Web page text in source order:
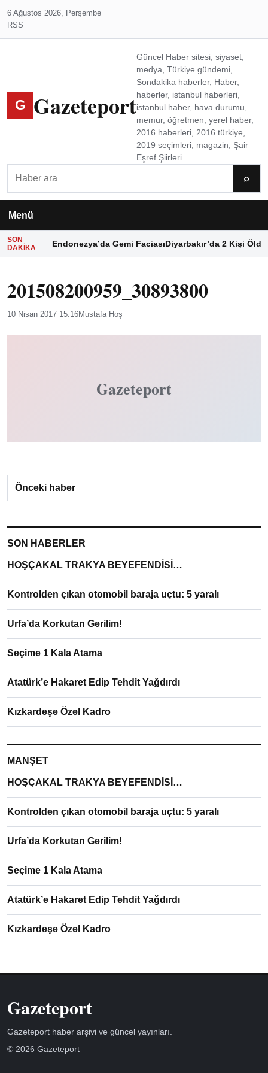
6 Ağustos 2026, Perşembe
RSS
G Gazeteport
Güncel Haber sitesi, siyaset,
medya, Türkiye gündemi,
Sondakika haberler, Haber,
haberler, istanbul haberleri,
istanbul haber, hava durumu,
memur, öğretmen, yerel haber,
2016 haberleri, 2016 türkiye,
2019 seçimleri, magazin, Şair
Eşref Şiirleri
⌕
Menü
SON
DAKIKA
Endonezya’da Gemi FaciasıDiyarbakır’da 2 Kişi Öldü
201508200959_30893800
10 Nisan 2017 15:16Mustafa Hoş
Gazeteport
Önceki haber
SON HABERLER
HOŞÇAKAL TRAKYA BEYEFENDİSİ…
Kontrolden çıkan otomobil baraja uçtu: 5 yaralı
Urfa’da Korkutan Gerilim!
Seçime 1 Kala Atama
Atatürk’e Hakaret Edip Tehdit Yağdırdı
Kızkardeşe Özel Kadro
MANŞET
HOŞÇAKAL TRAKYA BEYEFENDİSİ…
Kontrolden çıkan otomobil baraja uçtu: 5 yaralı
Urfa’da Korkutan Gerilim!
Seçime 1 Kala Atama
Atatürk’e Hakaret Edip Tehdit Yağdırdı
Kızkardeşe Özel Kadro
Gazeteport
Gazeteport haber arşivi ve güncel yayınları.
© 2026 Gazeteport